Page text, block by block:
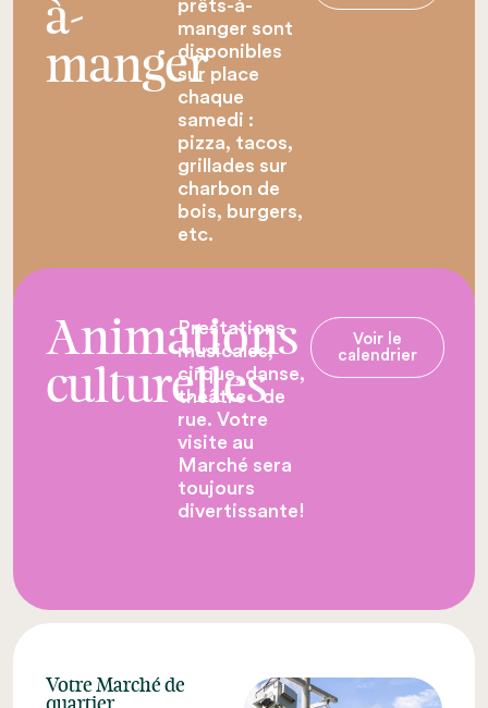
à-
manger
prêts-à-
manger sont
disponibles
sur place
chaque
samedi :
pizza, tacos,
grillades sur
charbon de
bois, burgers,
etc.
Animations
culturelles
Prestations
musicales,
cirque, danse,
théâtre de
rue. Votre
visite au
Marché sera
toujours
divertissante!
Voir le
calendrier
Votre Marché de
quartier